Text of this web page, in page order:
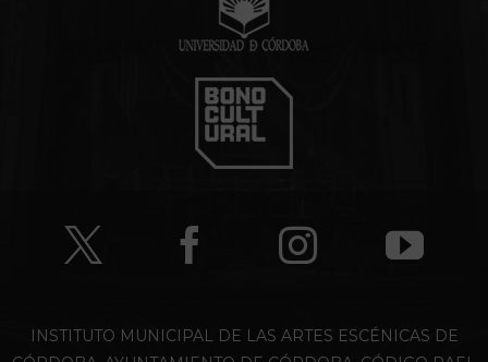
INSTITUTO MUNICIPAL DE LAS ARTES ESCÉNICAS DE